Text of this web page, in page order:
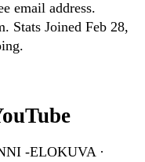
email address.
Stats Joined Feb 28,
-ELOKUVA ·